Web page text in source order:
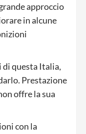
approccio
in alcune
di questa Italia,
Prestazione
offre la sua
con la